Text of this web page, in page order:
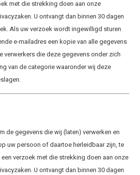
met die strekking doen aan onze
U ontvangt dan binnen 30 dagen
Als uw verzoek wordt ingewilligd sturen
e-mailadres een kopie van alle gegevens
verwerkers die deze gegevens onder zich
van de categorie waaronder wij deze
de gegevens die wij (laten) verwerken en
uw persoon of daartoe herleidbaar zijn, te
verzoek met die strekking doen aan onze
U ontvangt dan binnen 30 dagen